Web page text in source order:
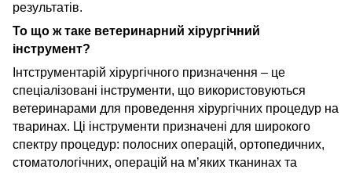
результатів.
То що ж таке ветеринарний хірургічний
інструмент?
Інтструментарій хірургічного призначення – це
спеціалізовані інструменти, що використовуються
ветеринарами для проведення хірургічних процедур на
тваринах. Ці інструменти призначені для широкого
спектру процедур: полосних операцій, ортопедичних,
стоматологічних, операцій на м’яких тканинах та